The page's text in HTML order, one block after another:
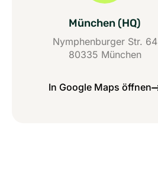
München (HQ)
Nymphenburger Str. 64
80335 München
In Google Maps öffnen